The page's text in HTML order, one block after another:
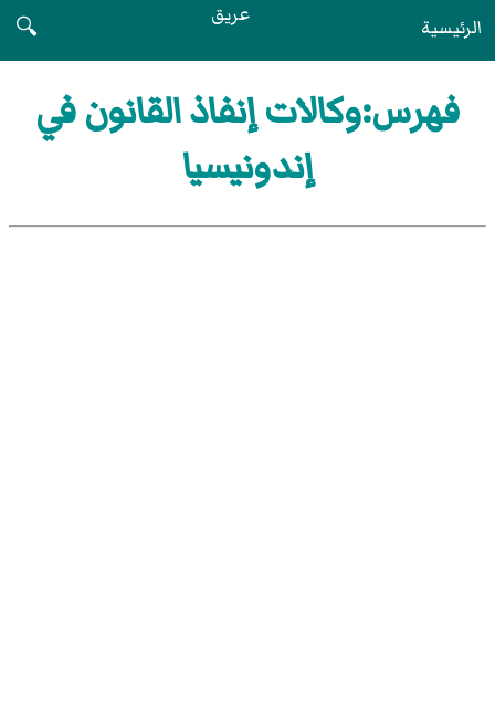
الرئيسية عريق
🔍
فهرس:وكالات إنفاذ القانون في
إندونيسيا